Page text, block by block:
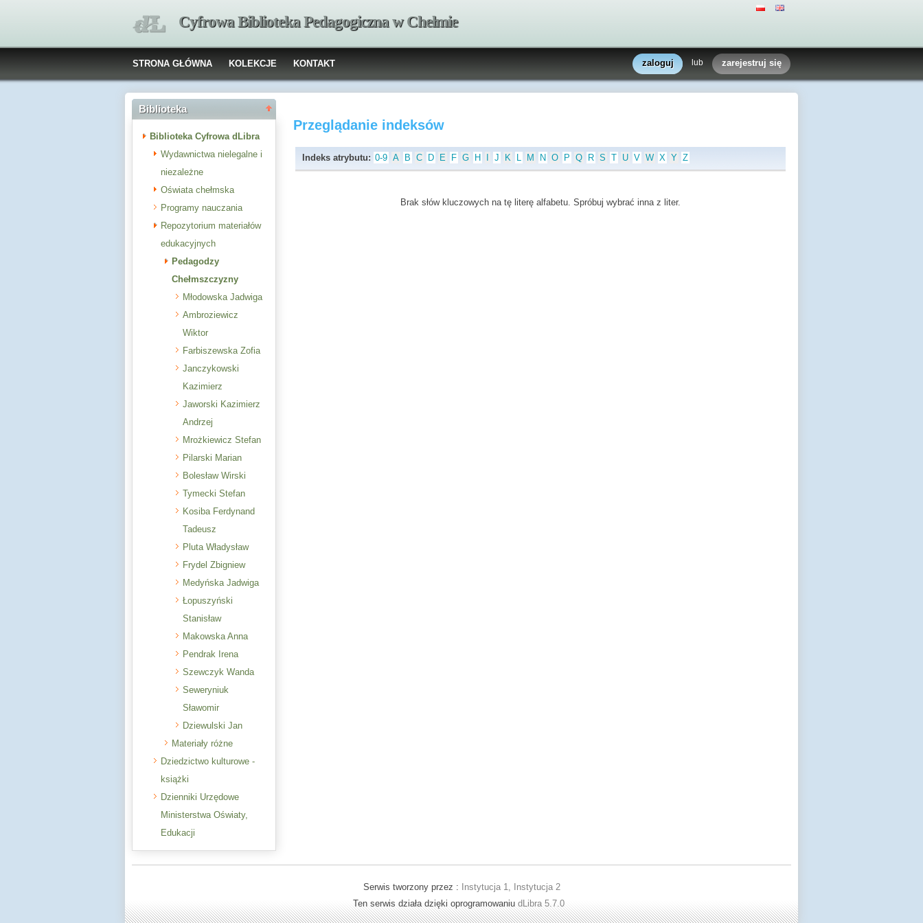
Cyfrowa Biblioteka Pedagogiczna w Chełmie
STRONA GŁÓWNA KOLEKCJE KONTAKT zaloguj lub zarejestruj się
Biblioteka
Biblioteka Cyfrowa dLibra
Wydawnictwa nielegalne i
niezależne
Oświata chełmska
Programy nauczania
Repozytorium materiałów
edukacyjnych
Pedagodzy
Chełmszczyzny
Młodowska Jadwiga
Ambroziewicz
Wiktor
Farbiszewska Zofia
Janczykowski
Kazimierz
Jaworski Kazimierz
Andrzej
Mrożkiewicz Stefan
Pilarski Marian
Bolesław Wirski
Tymecki Stefan
Kosiba Ferdynand
Tadeusz
Pluta Władysław
Frydel Zbigniew
Medyńska Jadwiga
Łopuszyński
Stanisław
Makowska Anna
Pendrak Irena
Szewczyk Wanda
Seweryniuk
Sławomir
Dziewulski Jan
Materiały różne
Dziedzictwo kulturowe -
książki
Dzienniki Urzędowe
Ministerstwa Oświaty,
Edukacji
Przeglądanie indeksów
Indeks atrybutu: 0-9 A B C D E F G H J K L M N O P Q R S T U V W X Y Z
Brak słów kluczowych na tę literę alfabetu. Spróbuj wybrać inna z liter.
Serwis tworzony przez :
Instytucja 1, Instytucja 2
Ten serwis działa dzięki oprogramowaniu dLibra 5.7.0